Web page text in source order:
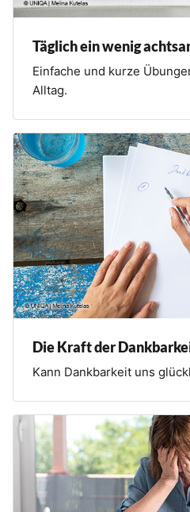
Täglich ein wenig
Einfache und kurze
Alltag.
Die Kraft der
Kann Dankbarkeit uns